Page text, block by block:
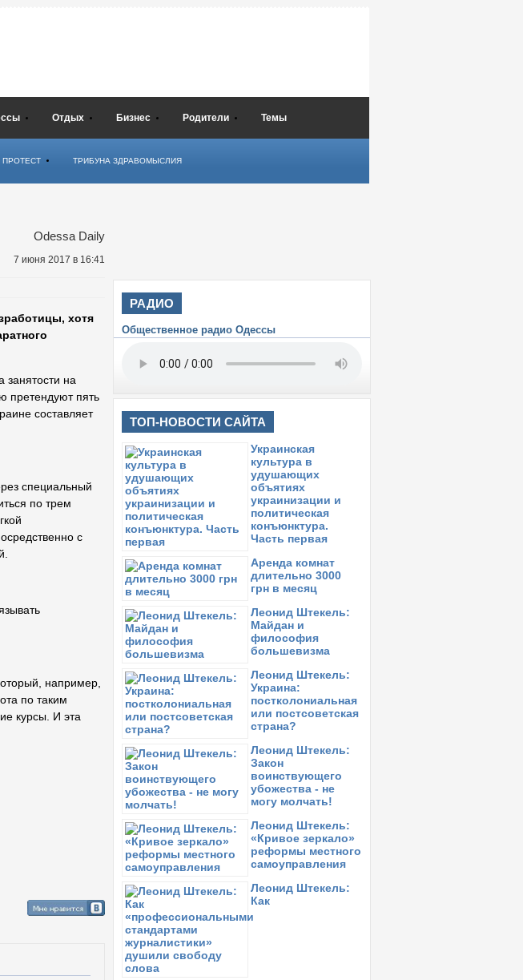
Отдых Бизнес Родители Темы
ПРОТЕСТ ТРИБУНА ЗДРАВОМЫСЛИЯ
Odessa Daily
7 июня 2017 в 16:41
хотя
занятости на
претендуют пять
составляет
специальный
по трем
с
например,
по таким
курсы. И эта
РАДИО
Общественное радио Одессы
ТОП-НОВОСТИ САЙТА
Украинская
культура в
удушающих
объятиях
украинизации и
политическая
конъюнктура.
Часть первая
Аренда комнат
длительно 3000
грн в месяц
Леонид Штекель:
Майдан и
философия
большевизма
Леонид Штекель:
Украина:
постколониальная
или постсоветская
страна?
Леонид Штекель:
Закон
воинствующего
убожества - не
могу молчать!
Леонид Штекель:
«Кривое зеркало»
реформы местного
самоуправления
Леонид Штекель:
Как